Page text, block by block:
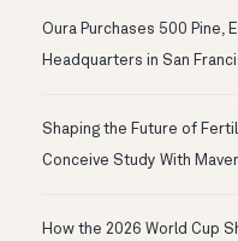
Oura Purchases 500 Pine,
Headquarters in San
Shaping the Future of
Conceive Study With
How the 2026 World Cup